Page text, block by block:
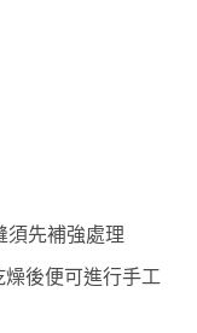
須先補強處理
後便可進行手工